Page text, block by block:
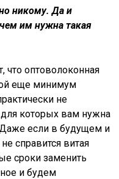
никому. Да и
им нужна такая
что оптоволоконная
еще минимум
не
для которых вам нужна
если в будущем и
справится витая
сроки заменить
и будем